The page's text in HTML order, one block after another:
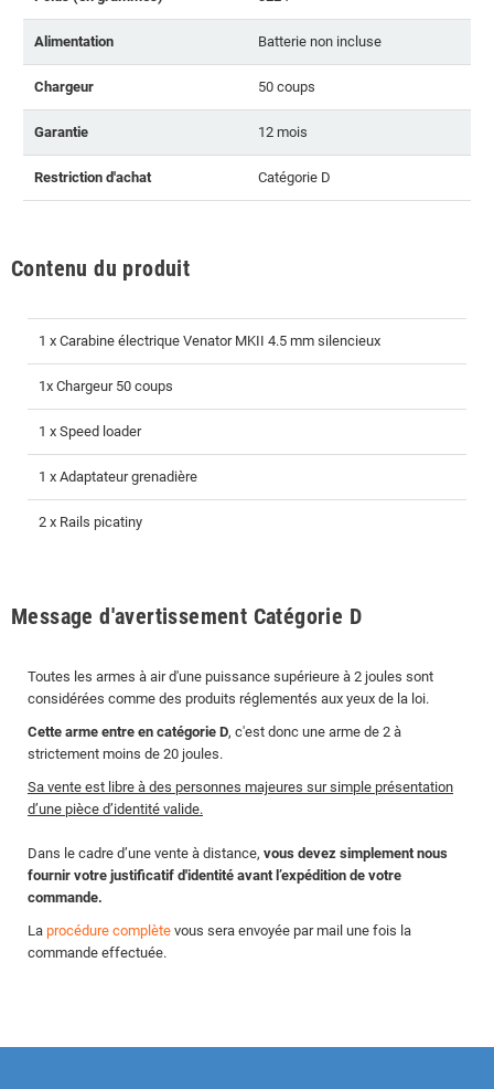
Alimentation Batterie non incluse
Chargeur 50 coups
Garantie 12 mois
Restriction d'achat Catégorie D
Contenu du produit
1 x Carabine électrique Venator MKII 4.5 mm silencieux
1x Chargeur 50 coups
1 x Speed loader
1 x Adaptateur grenadière
2 x Rails picatiny
Message d'avertissement Catégorie D
Toutes les armes à air d'une puissance supérieure à 2 joules sont
considérées comme des produits réglementés aux yeux de la loi.
Cette arme entre en catégorie D, c'est donc une arme de 2 à
strictement moins de 20 joules.
Sa vente est libre à des personnes majeures sur simple présentation
d’une pièce d’identité valide.
Dans le cadre d’une vente à distance, vous devez simplement nous
fournir votre justificatif d'identité avant l’expédition de votre
commande.
La procédure complète vous sera envoyée par mail une fois la
commande effectuée.